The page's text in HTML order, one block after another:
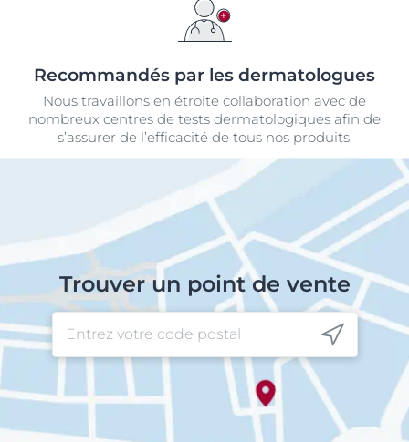
Recommandés par les dermatologues
Nous travaillons en étroite collaboration avec de
nombreux centres de tests dermatologiques afin de
s’assurer de l’efficacité de tous nos produits.
Trouver un point de vente